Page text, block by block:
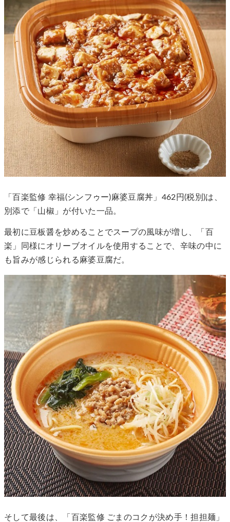
「百楽監修 幸福(シンフゥー)麻婆豆腐丼」462円(税別)は、
別添で「山椒」が付いた一品。
最初に豆板醤を炒めることでスープの風味が増し、「百
楽」同様にオリーブオイルを使用することで、辛味の中に
も旨みが感じられる麻婆豆腐だ。
そして最後は、「百楽監修 ごまのコクが決め手！担担麺」